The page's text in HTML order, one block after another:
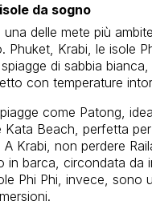
da sogno
una delle mete più
Phuket, Krabi, le isole
di sabbia bianca,
con temperature
come Patong,
Beach, perfetta
Krabi, non perdere
in barca, circondata da
Phi Phi, invece, sono